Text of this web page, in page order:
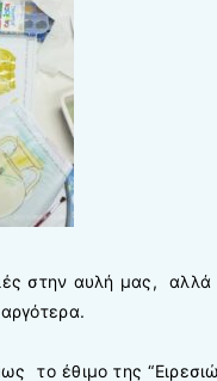
στην αυλή μας,
το έθιμο της